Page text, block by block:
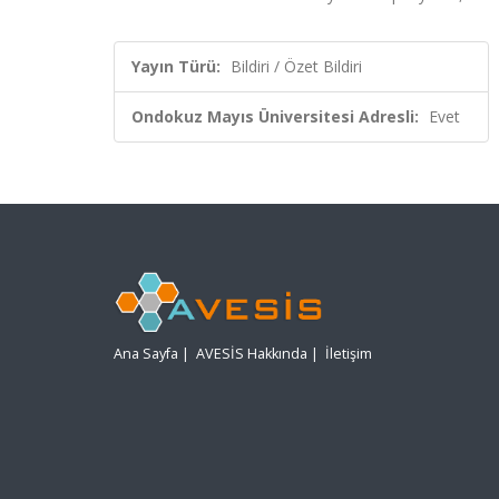
Yayın Türü: Bildiri / Özet Bildiri
Ondokuz Mayıs Üniversitesi Adresli: Evet
Ana Sayfa | AVESİS Hakkında | İletişim